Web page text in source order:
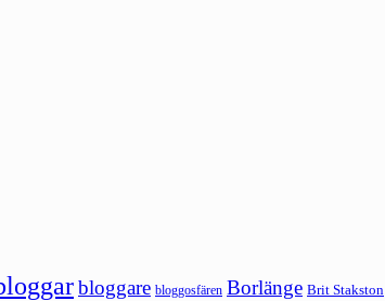
bloggare bloggosfären Borlänge Brit Stakston